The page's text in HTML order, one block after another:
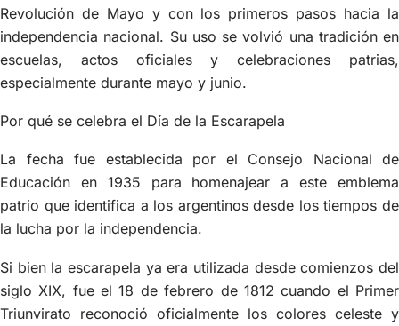
Revolución de Mayo y con los primeros pasos hacia la
independencia nacional. Su uso se volvió una tradición en
escuelas, actos oficiales y celebraciones patrias,
especialmente durante mayo y junio.
Por qué se celebra el Día de la Escarapela
La fecha fue establecida por el Consejo Nacional de
Educación en 1935 para homenajear a este emblema
patrio que identifica a los argentinos desde los tiempos de
la lucha por la independencia.
Si bien la escarapela ya era utilizada desde comienzos del
siglo XIX, fue el 18 de febrero de 1812 cuando el Primer
Triunvirato reconoció oficialmente los colores celeste y